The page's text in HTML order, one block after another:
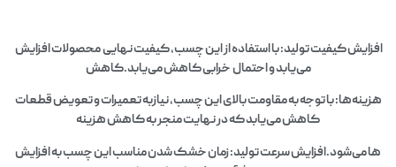
افزایش کیفیت تولید: با استفاده از این چسب، کیفیت نهایی محصولات افزایش
می‌یابد و احتمال خرابی کاهش می‌یابد.کاهش
هزینه‌ها: با توجه به مقاومت بالای این چسب، نیازبه تعمیرات و تعویض قطعات
کاهش می‌یابد که در نهایت منجر به کاهش هزینه‌
ها می‌شود.افزایش سرعت تولید: زمان خشک شدن مناسب این چسب به افزایش